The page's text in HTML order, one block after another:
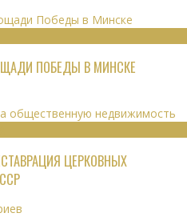
ПОБЕДЫ В МИНСКЕ
ЦЕРКОВНЫХ